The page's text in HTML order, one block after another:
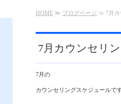
HOME ≫ ブログページ ≫ 7月カ
7月カウンセリ
7月の
カウンセリングスケジュールです